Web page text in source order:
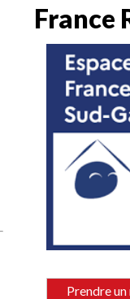
France
Prendre